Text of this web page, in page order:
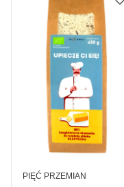
PRODUCENT
PIĘĆ PRZEMIAN